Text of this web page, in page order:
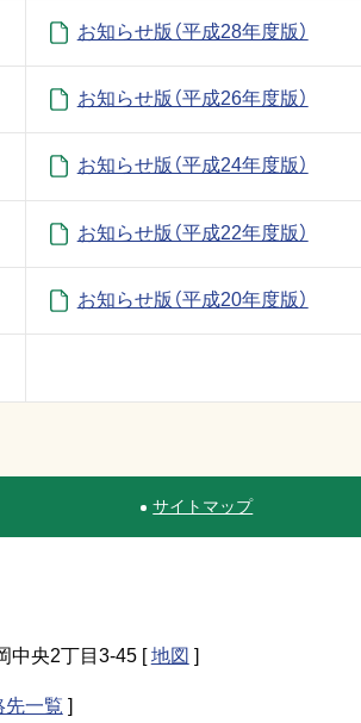
お知らせ版（平成28年度版）
お知らせ版（平成26年度版）
お知らせ版（平成24年度版）
お知らせ版（平成22年度版）
お知らせ版（平成20年度版）
サイトマップ
中央2丁目3-45 [地図 ]
先一覧 ]